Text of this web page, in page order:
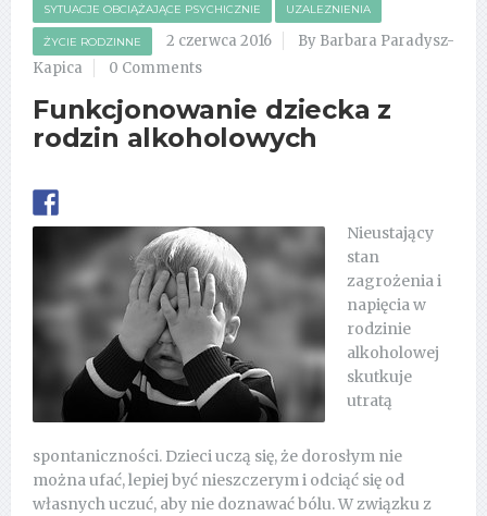
SYTUACJE OBCIĄŻAJĄCE PSYCHICZNIE UZALEZNIENIA
ŻYCIE RODZINNE 2 czerwca 2016
By Barbara Paradysz-
Kapica
0 Comments
Funkcjonowanie dziecka z
rodzin alkoholowych
Nieustający
stan
zagrożenia i
napięcia w
rodzinie
alkoholowej
skutkuje
utratą
spontaniczności. Dzieci uczą się, że dorosłym nie
można ufać, lepiej być nieszczerym i odciąć się od
własnych uczuć, aby nie doznawać bólu. W związku z